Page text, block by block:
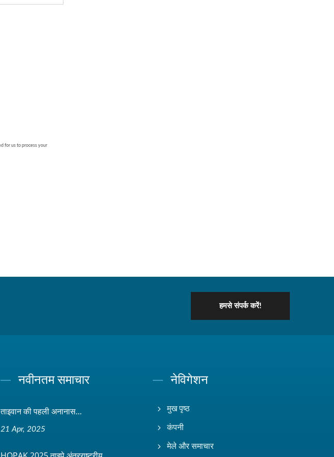
हमसे संपर्क करें!
नवीनतम समाचार
ताइवान की पहली अनानास...
21 Apr, 2025
नेविगेशन
मुख पृष्ठ
कंपनी
मेले और समाचार